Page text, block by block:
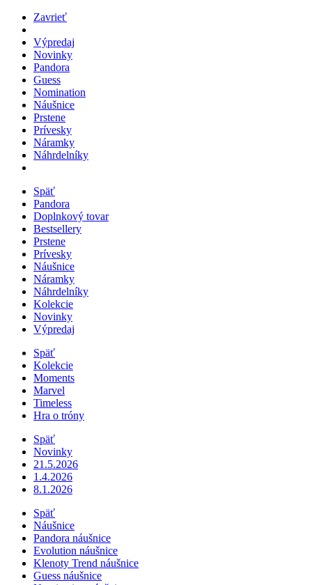
Zavrieť
Výpredaj
Novinky
Pandora
Guess
Nomination
Náušnice
Prstene
Prívesky
Náramky
Náhrdelníky
Späť
Pandora
Doplnkový tovar
Bestsellery
Prstene
Prívesky
Náušnice
Náramky
Náhrdelníky
Kolekcie
Novinky
Výpredaj
Späť
Kolekcie
Moments
Marvel
Timeless
Hra o tróny
Späť
Novinky
21.5.2026
1.4.2026
8.1.2026
Späť
Náušnice
Pandora náušnice
Evolution náušnice
Klenoty Trend náušnice
Guess náušnice